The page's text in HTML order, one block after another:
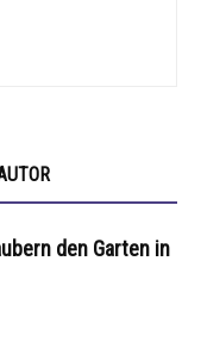
den Garten in